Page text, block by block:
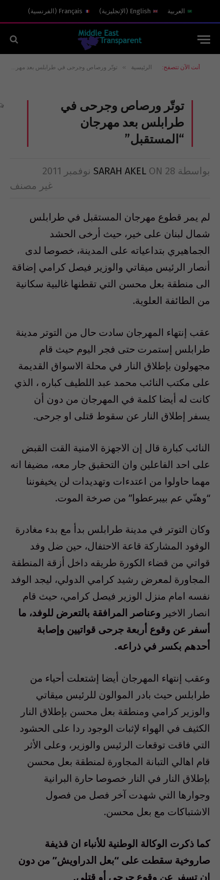
العربية English
( الإنجليزية)
Français
( الفرنسية)
أنت الآن تتصفح: الرئيسية » توتّر ورصاص وجرحى في طرابلس بعد مهرجان “المستقبل”
توتّر ورصاص وجرحى في
طرابلس بعد مهرجان
“المستقبل”
بواسطة SARAH AKEL ON 28 نوفمبر 2011
غير مصنف
لم يمر قطوع مهرجان المستقبل في طرابلس
شمال لبنان على خير، حيث أرخى الحشد
الجماهيري بتداعياته على المدينة، خصوصا لدى
أنصار الرئيس ميقاتي والوزير فيصل كرامي إضاقة
الى منطقة بعل محسن التي تقطنها غالبية سكانية
من الطائفة العلوية.
عقب إنتهاء المهرجان سادت حال من التوتر مدينة
طرابلس إستمرت حتى فجر اليوم حيث قام
مجهولون بإطلاق النار في محلة الاسواق القديمة
على مكتب النائب محمد عبد اللطيف كباره ، الذي
كانت له أيضا كلمة في المهرجان من دون أن
يسفر إطلاق النار عن سقوط قتلى او جرحى.
النائب كبارة قال إن الاجهزة الامنية القت القبض
على احد الفاعلين وان التحقيق جار معه، مضيفا انه
مهما حاولوا من اعتدءات وتهديدات لن يخيفوننا
“وهنّي عم بيبرعطوا” من صرخة الموت.
وكان التوتر في مدينة طرابلس بدأ مع بدء مغادرة
الوفود المشاركة قاعة الاحتفال، حين ضل وفد
قواتي من قضاء الكورة طريقه داخل أزقة المنطقة
المجاورة لمعرض رشيد كرامي الدولي، ليجد الوفد
نفسه امام منزل الوزير فيصل كرامي، حيث قام
انصار الاخير وعناصر المرافقة بالتعرض للوفد، ما
أسفر عن وقوع أربعة جرحى قواتيين وإصابة
أحدهم بكسر في ذراعه.
وعقب إنتهاء المهرجان أيضا إشتعلت أحياء من
طرابلس حيث بادر الموالون للرئيس ميقاتي
والوزير كرامي ومنطقة بعل محسن بإطلاق النار
الكثيف في الهواء لإثبات الوجود ردا على الحشود
التي فاقت توقعات الرئيس والوزير، وعلى الأثر
قام اهالي التبانة المجاورة لمنطقة بعل محسن
بإطلاق النار في النار خصوصا حارة البرانية
وجوارها التي شهدت آخر فصل من فصول
الاشتباكات مع بعل محسن.
كما ذكرت الوكالة الوطنية للأنباء ان قذيفة
صاروخية سقطت على “بعل الدراويش” من دون
ان تسفر عن وقوع جرحى أو قتلى.